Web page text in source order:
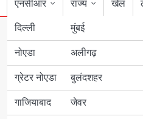
एनसीआर
दिल्ली
नोएडा
ग्रेटर नोएडा
गाजियाबाद
राज्य
मुंबई
उत्तर प्रदेश
अलीगढ़
बुलंदशहर
जेवर
बिहार
पंजाब
खेल